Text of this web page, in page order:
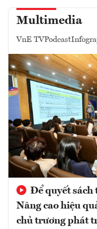
Multimedia
VnE TVPodcast
Để quyết sách
Nâng cao hiệu
chủ trương phát